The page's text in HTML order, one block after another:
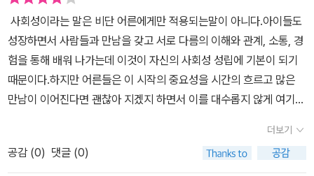
력하는 등 여러 가지 역량이 복합적으로 작동하는 것' (6p)이며, 사회
성을 기른다는 것은 퍼즐을 맞춰가는 것과 같다면서, 부모들이 아이
에게 필요한 조각을 찾아 사회성이라는 퍼즐을 완성하도록 이 책을
썼다고 하네요.아이를 키우면서 기본적으로 성장 발달을 체크하는데,
사회성도 아이의 연령에 맞게 발달 지표를 잘 알고 있어야 아이와 함
께 노력할 부분이 무엇인지를 파악할 수 있기 때문에 '연령별 사회성
체크리스트'가 수록되어 있어요. 영아기(0-2세), 유아기(3-5세), 취
학 전 아동기(6-7세), 초등 저학년(8-9세) 사회성 체크리스트를 살
사회성이라는 말은 비단 어른에게만 적용되는말이 아니다.아이들도
성장하면서 사람들과 만남을 갖고 서로 다름의 이해와 관계, 소통, 경
험을 통해 배워 나가는데 이것이 자신의 사회성 성립에 기본이 되기
때문이다.하지만 어른들은 이 시작의 중요성을 시간의 흐르고 많은
만남이 이어진다면 괜찮아 지겠지 하면서 이를 대수롭지 않게 여기고
인성과 인격 형성에 크게 영향을 준다. 미국, 일본, 호주, 영국, 싱가포
르 등 다양한 국가들은 아이들의 전인적인 발달과 삶의 질을 높이기
더보기
공감 (0) 댓글 (0)